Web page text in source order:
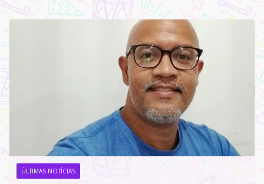
ÚLTIMAS NOTÍCIAS